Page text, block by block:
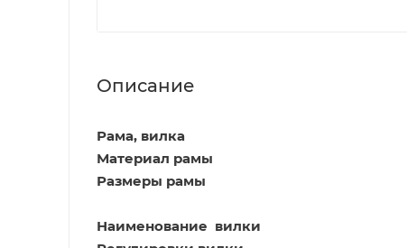
Описание
Рама, вилка
Материал рамы
Размеры рамы
Наименование вилки